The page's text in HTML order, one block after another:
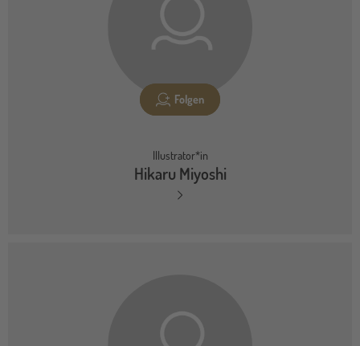
Folgen
Illustrator*in
Hikaru Miyoshi